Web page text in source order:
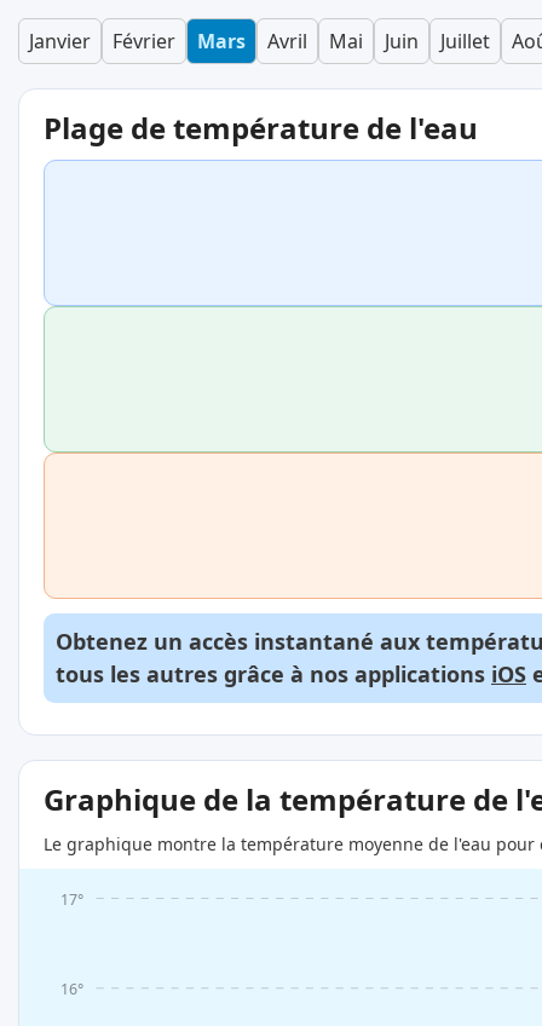
Janvier Février Mars Avril Mai Juin Juillet
Plage de température de l'eau
Obtenez un accès instantané aux
tous les autres grâce à nos applications iOS
Graphique de la température de
Le graphique montre la température moyenne de l'eau
16°
17°